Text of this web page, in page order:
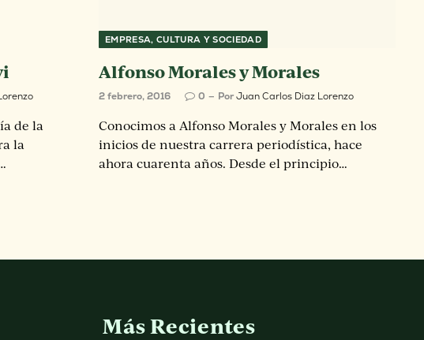
de la
la
EMPRESA, CULTURA Y SOCIEDAD
Alfonso Morales y Morales
2 febrero, 2016 0 PorJuan Carlos Diaz Lorenzo
Conocimos a Alfonso Morales y Morales en los
inicios de nuestra carrera periodística, hace
ahora cuarenta años. Desde el principio…
Más Recientes